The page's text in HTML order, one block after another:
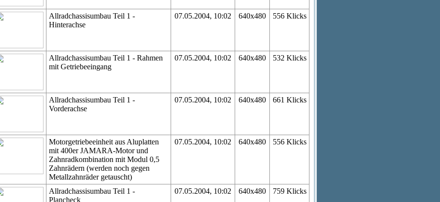
Allradchassisumbau Teil 1 -
Hinterachse
07.05.2004, 10:02 640x480 556 Klicks
Allradchassisumbau Teil 1 - Rahmen
mit Getriebeeingang
07.05.2004, 10:02 640x480 532 Klicks
Allradchassisumbau Teil 1 -
Vorderachse
07.05.2004, 10:02 640x480 661 Klicks
Motorgetriebeeinheit aus Aluplatten
mit 400er JAMARA-Motor und
Zahnradkombination mit Modul 0,5
Zahnrädern (werden noch gegen
Metallzahnräder getauscht)
07.05.2004, 10:02 640x480 556 Klicks
Allradchassisumbau Teil 1 -
Plancheck
07.05.2004, 10:02 640x480 759 Klicks